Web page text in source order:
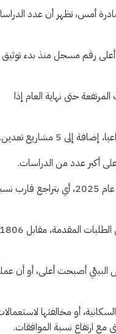
أعلى مستوى منذ عام 2005، فبيانات وزارة البيئة، الصادرة أمس، تظهر أن عدد
مجددا في عام 2025، حيث وصل عدد الدراسات إلى 73 دراسة خلال عام 2025، وهو أعلى رقم مسجل منذ بدء توثيق
ما يرجح استمرار المعدلات المرتفعة حتى نهاية العام إذا
على أكبر عدد من الدراسات.
وتظهر الأرقام أن عدد معاملات طلب الموافقات البيئية انخفض من 2115 معاملة عام 2024 إلى 1843 معاملة في عام 2025، أي
إلا أن نسبة الموافقات ارتفعت في المقابل من 85 % إلى 90.4 %، بعدما وافقت الوزارة على 1667 مشروعا من أصل الطلبات المقدمة، مقابل 1806
أصبحت أعلى، أو أن
التجمعات السكانية، أو مخالفتها
مع ارتفاع نسبة الموافقات.